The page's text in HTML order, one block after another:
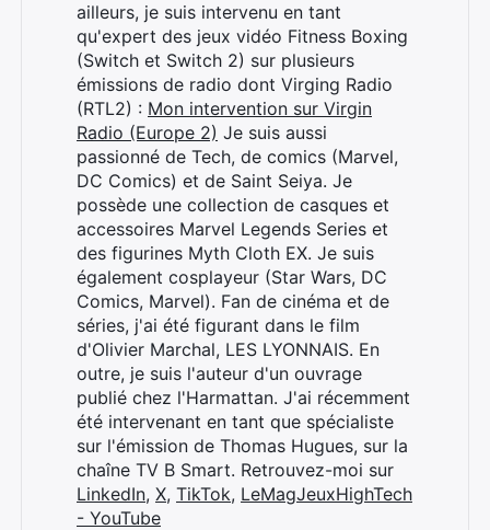
ailleurs, je suis intervenu en tant
qu'expert des jeux vidéo Fitness Boxing
(Switch et Switch 2) sur plusieurs
émissions de radio dont Virging Radio
(RTL2) : Mon intervention sur Virgin
Radio (Europe 2) Je suis aussi
passionné de Tech, de comics (Marvel,
DC Comics) et de Saint Seiya. Je
possède une collection de casques et
accessoires Marvel Legends Series et
des figurines Myth Cloth EX. Je suis
également cosplayeur (Star Wars, DC
Comics, Marvel). Fan de cinéma et de
séries, j'ai été figurant dans le film
d'Olivier Marchal, LES LYONNAIS. En
outre, je suis l'auteur d'un ouvrage
publié chez l'Harmattan. J'ai récemment
été intervenant en tant que spécialiste
sur l'émission de Thomas Hugues, sur la
chaîne TV B Smart. Retrouvez-moi sur
LinkedIn, X, TikTok, LeMagJeuxHighTech
- YouTube